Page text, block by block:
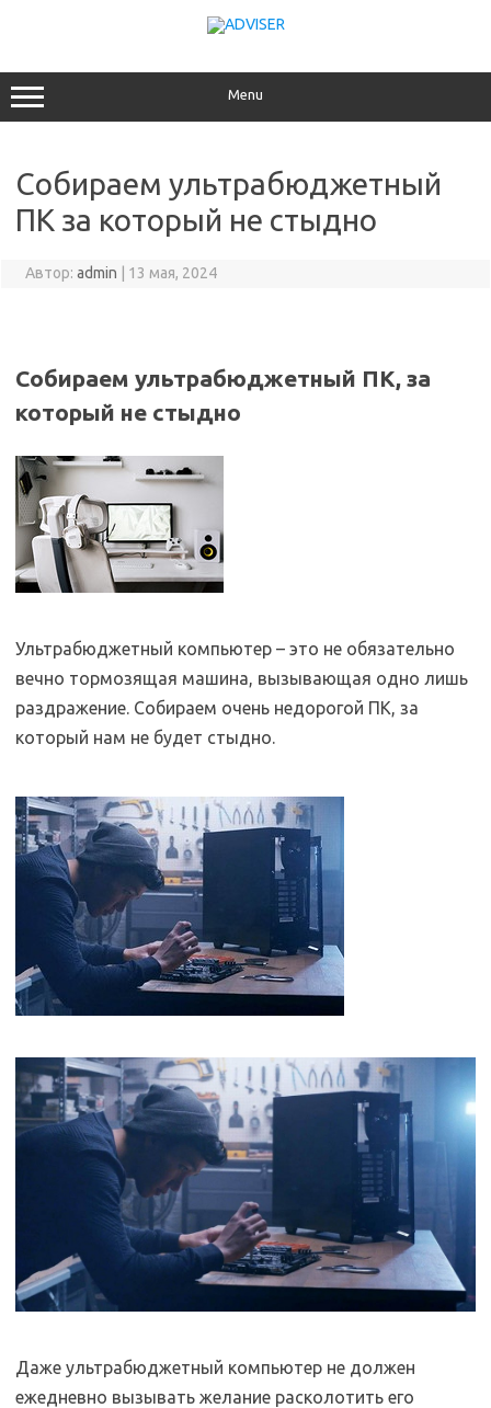
Menu
Собираем ультрабюджетный
ПК за который не стыдно
Автор: admin 13 мая, 2024
Собираем ультрабюджетный ПК, за
который не стыдно
Ультрабюджетный компьютер – это не обязательно
вечно тормозящая машина, вызывающая одно лишь
раздражение. Собираем очень недорогой ПК, за
который нам не будет стыдно.
Даже ультрабюджетный компьютер не должен
ежедневно вызывать желание расколотить его